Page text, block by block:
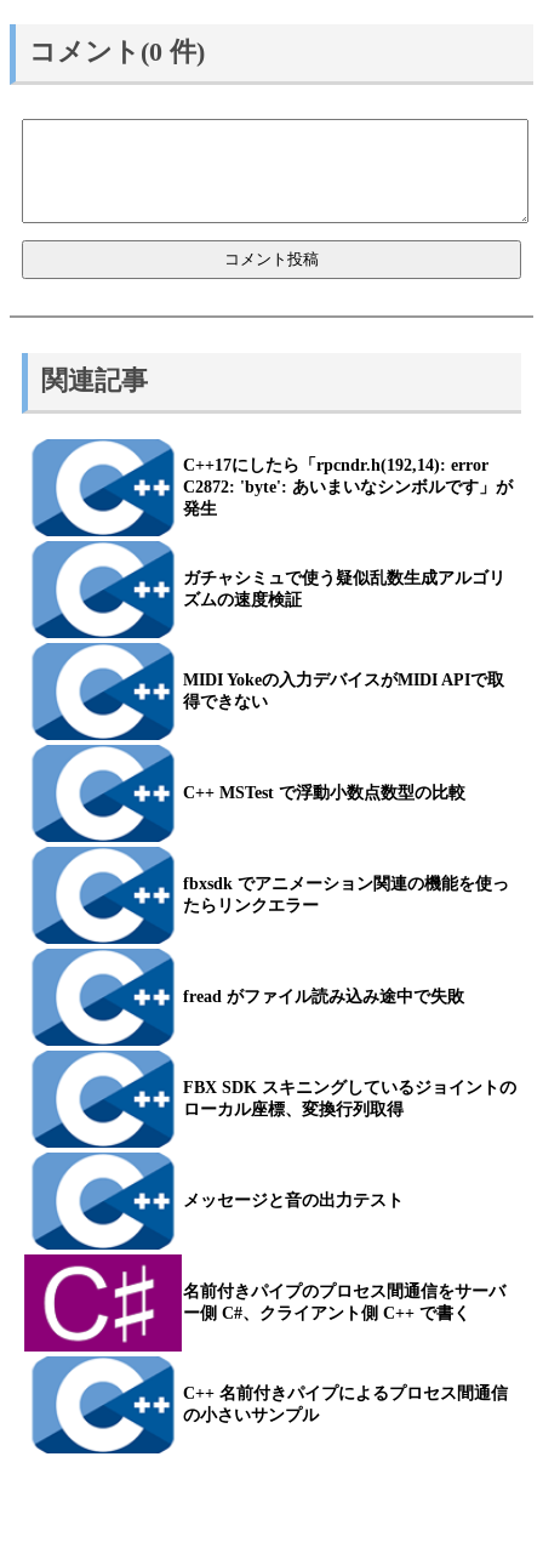
コメント(0 件)
関連記事
C++17にしたら「rpcndr.h(192,14): error
C2872: 'byte': あいまいなシンボルです」が
発生
ガチャシミュで使う疑似乱数生成アルゴリ
ズムの速度検証
MIDI Yokeの入力デバイスがMIDI APIで取
得できない
C++ MSTest で浮動小数点数型の比較
fbxsdk でアニメーション関連の機能を使っ
たらリンクエラー
fread がファイル読み込み途中で失敗
FBX SDK スキニングしているジョイントの
ローカル座標、変換行列取得
メッセージと音の出力テスト
名前付きパイプのプロセス間通信をサーバ
ー側 C#、クライアント側 C++ で書く
C++ 名前付きパイプによるプロセス間通信
の小さいサンプル